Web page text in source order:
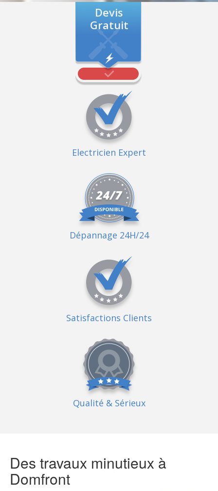
Devis
Gratuit
Electricien Expert
Dépannage 24H/24
Satisfactions Clients
Qualité & Sérieux
Des travaux minutieux à
Domfront